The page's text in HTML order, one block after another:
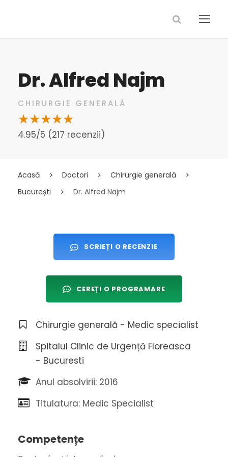
Dr. Alfred Najm
CHIRURGIE GENERALĂ
4.95/5 (217 recenzii)
Acasă Doctori
Chirurgie generală
București
Dr. Alfred Najm
SCRIEȚI O RECENZIE
CEREȚI O PROGRAMARE
Chirurgie generală - Medic specialist
Spitalul Clinic de Urgență Floreasca
- Bucuresti
Anul absolvirii: 2016
Titulatura: Medic Specialist
Competențe